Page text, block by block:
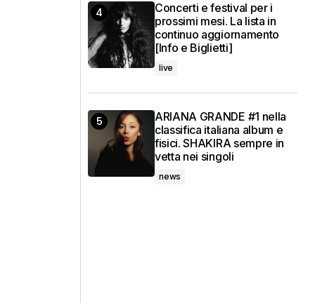
Concerti e festival per i
prossimi mesi. La lista in
continuo aggiornamento
[Info e Biglietti]
live
ARIANA GRANDE #1 nella
classifica italiana album e
fisici. SHAKIRA sempre in
vetta nei singoli
news